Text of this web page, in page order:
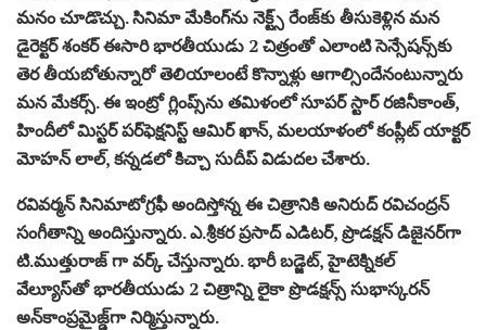
మ‌నం చూడొచ్చు. సినిమా మేకింగ్‌ను నెక్ట్స్ రేంజ్‌కు తీసుకెళ్లిన మ‌న
డైరెక్ట‌ర్ శంక‌ర్ ఈసారి భార‌తీయుడు 2 చిత్రంతో ఎలాంటి సెన్సేష‌న్స్‌కు
తెర తీయ‌బోతున్నారో తెలియాలంటే కొన్నాళ్లు ఆగాల్సిందేనంటున్నారు
మ‌న మేక‌ర్స్‌. ఈ ఇంట్రో గ్లింప్స్‌ను త‌మిళంలో సూప‌ర్ స్టార్ ర‌జినీకాంత్‌,
హిందీలో మిస్ట‌ర్ ప‌ర్‌ఫెక్ష‌నిస్ట్ ఆమిర్ ఖాన్‌, మ‌ల‌యాళంలో కంప్లీట్ యాక్ట‌ర్‌
మోహ‌న్ లాల్‌, క‌న్న‌డ‌లో కిచ్చా సుదీప్ విడుద‌ల చేశారు.
ర‌వివ‌ర్మ‌న్ సినిమాటోగ్ర‌ఫీ అందిస్తోన్న ఈ చిత్రానికి అనిరుద్ ర‌విచంద్ర‌న్
సంగీతాన్ని అందిస్తున్నారు. ఎ.శ్రీక‌ర ప్ర‌సాద్ ఎడిట‌ర్‌, ప్రొడ‌క్ష‌న్ డిజైన‌ర్‌గా
టి.ముత్తురాజ్ గా వ‌ర్క్ చేస్తున్నారు. భారీ బ‌డ్జెట్‌, హైటెక్నిక‌ల్
వేల్యూస్‌తో భార‌తీయుడు 2 చిత్రాన్ని లైకా ప్రొడ‌క్ష‌న్స్ సుభాస్క‌ర‌న్
అన్‌కాంప్ర‌మైజ్డ్‌గా నిర్మిస్తున్నారు.